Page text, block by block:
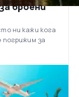
броени
ни кажи кога
за